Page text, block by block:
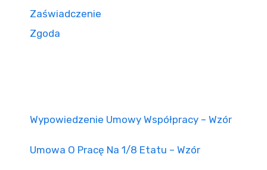
Zaświadczenie
Zgoda
Wypowiedzenie Umowy Współpracy – Wzór
Umowa O Pracę Na 1/8 Etatu – Wzór